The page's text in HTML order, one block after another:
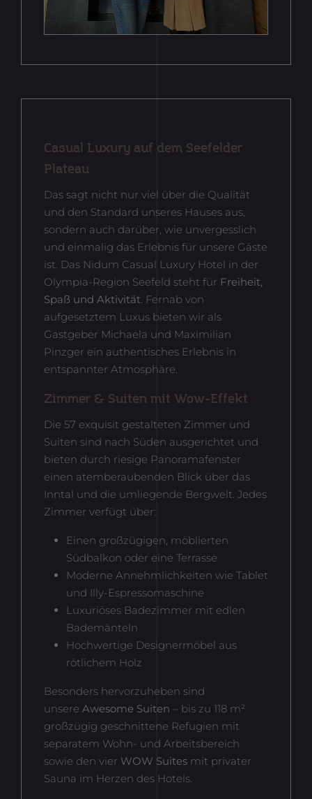
Casual Luxury auf dem Seefelder
Plateau
Das sagt nicht nur viel über die Qualität
und den Standard unseres Hauses aus,
sondern auch darüber, wie unvergesslich
und einmalig das Erlebnis für unsere Gäste
ist. Das Nidum Casual Luxury Hotel in der
Olympia-Region Seefeld steht für Freiheit,
Spaß und Aktivität. Fernab von
aufgesetztem Luxus bieten wir als
Gastgeber Michaela und Maximilian
Pinzger ein authentisches Erlebnis in
entspannter Atmosphäre.
Zimmer & Suiten mit Wow-Effekt
Die 57 exquisit gestalteten Zimmer und
Suiten sind nach Süden ausgerichtet und
bieten durch riesige Panoramafenster
einen atemberaubenden Blick über das
Inntal und die umliegende Bergwelt. Jedes
Zimmer verfügt über:
Einen großzügigen, möblierten
Südbalkon oder eine Terrasse
Moderne Annehmlichkeiten wie Tablet
und Illy-Espressomaschine
Luxuriöses Badezimmer mit edlen
Bademänteln
Hochwertige Designermöbel aus
rötlichem Holz
Besonders hervorzuheben sind
unsere Awesome Suiten – bis zu 118 m²
großzügig geschnittene Refugien mit
separatem Wohn- und Arbeitsbereich
sowie den vier WOW Suites mit privater
Sauna im Herzen des Hotels.